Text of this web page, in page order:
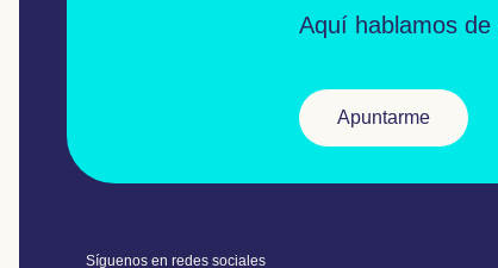
Aquí hablamos de
Apuntarme
Síguenos en redes sociales